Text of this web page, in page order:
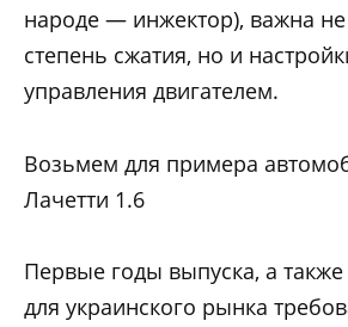
народе — инжектор), важна не
степень сжатия, но и
управления двигателем.
Возьмем для примера
Лачетти 1.6
Первые годы выпуска, а
для украинского рынка